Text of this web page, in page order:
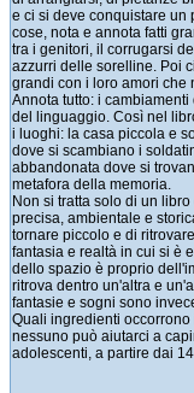
e ci si deve conquistare un
cose, nota e annota fatti
tra i genitori, il corrugarsi
azzurri delle sorelline. Poi
grandi con i loro amori che
Annota tutto: i
del linguaggio. Così nel
i luoghi: la casa piccola e
dove si scambiano i
abbandonata dove si
metafora della memoria.
Non si tratta solo di un
precisa, ambientale e
tornare piccolo e di
fantasia e realtà in cui si è
dello spazio è proprio
ritrova dentro un'altra e
fantasie e sogni sono
Quali ingredienti
nessuno può aiutarci a
adolescenti, a partire dai